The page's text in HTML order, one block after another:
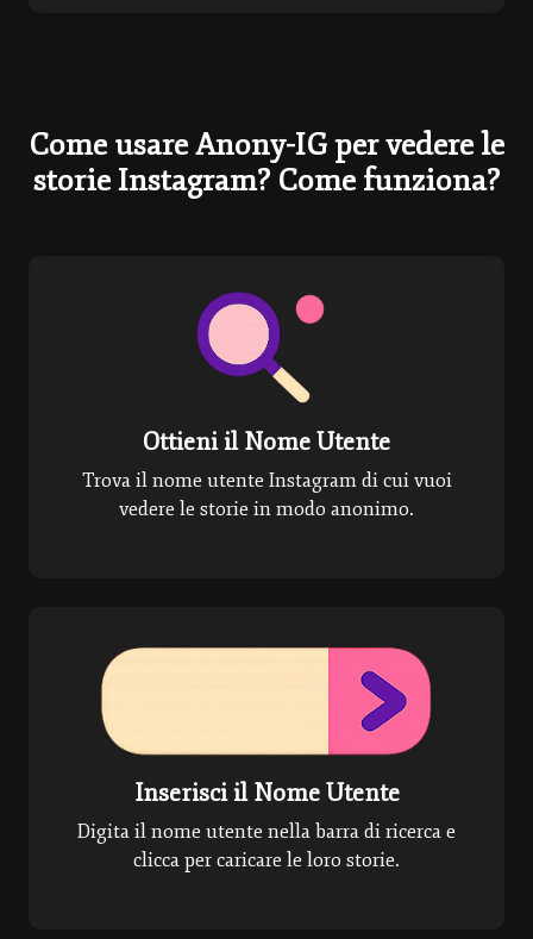
Come usare Anony-IG per vedere le
storie Instagram? Come funziona?
Ottieni il Nome Utente
Trova il nome utente Instagram di cui vuoi
vedere le storie in modo anonimo.
Inserisci il Nome Utente
Digita il nome utente nella barra di ricerca e
clicca per caricare le loro storie.